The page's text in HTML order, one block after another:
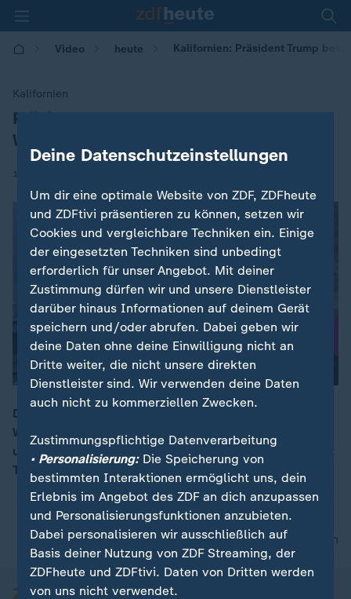
Video heute Kalifornien: Präsident Trump
Kalifornien
:Präsident Trump besucht
Waldbrandopfer
17.11.2018 | 09:01
00:06
Die Zahl der Menschen, die durch den schweren
Waldbrand im US-Bundesstaat Kalifornien
umgekommen sind, ist auf 71 gestiegen. US-Präsident
Trump will die Region heute besuchen.
nach oben
Deine Datenschutzeinstellungen
Um dir eine optimale Website von ZDF, ZDFheute
und ZDFtivi präsentieren zu können, setzen wir
Cookies und vergleichbare Techniken ein. Einige
der eingesetzten Techniken sind unbedingt
erforderlich für unser Angebot. Mit deiner
Zustimmung dürfen wir und unsere Dienstleister
darüber hinaus Informationen auf deinem Gerät
speichern und/oder abrufen. Dabei geben wir
deine Daten ohne deine Einwilligung nicht an
Dritte weiter, die nicht unsere direkten
Dienstleister sind. Wir verwenden deine Daten
auch nicht zu kommerziellen Zwecken.
Zustimmungspflichtige Datenverarbeitung
• Personalisierung:Die Speicherung von
bestimmten Interaktionen ermöglicht uns, dein
Erlebnis im Angebot des ZDF an dich anzupassen
und Personalisierungsfunktionen anzubieten.
Dabei personalisieren wir ausschließlich auf
Basis deiner Nutzung von ZDF Streaming, der
ZDFheute und ZDFtivi. Daten von Dritten werden
von uns nicht verwendet.